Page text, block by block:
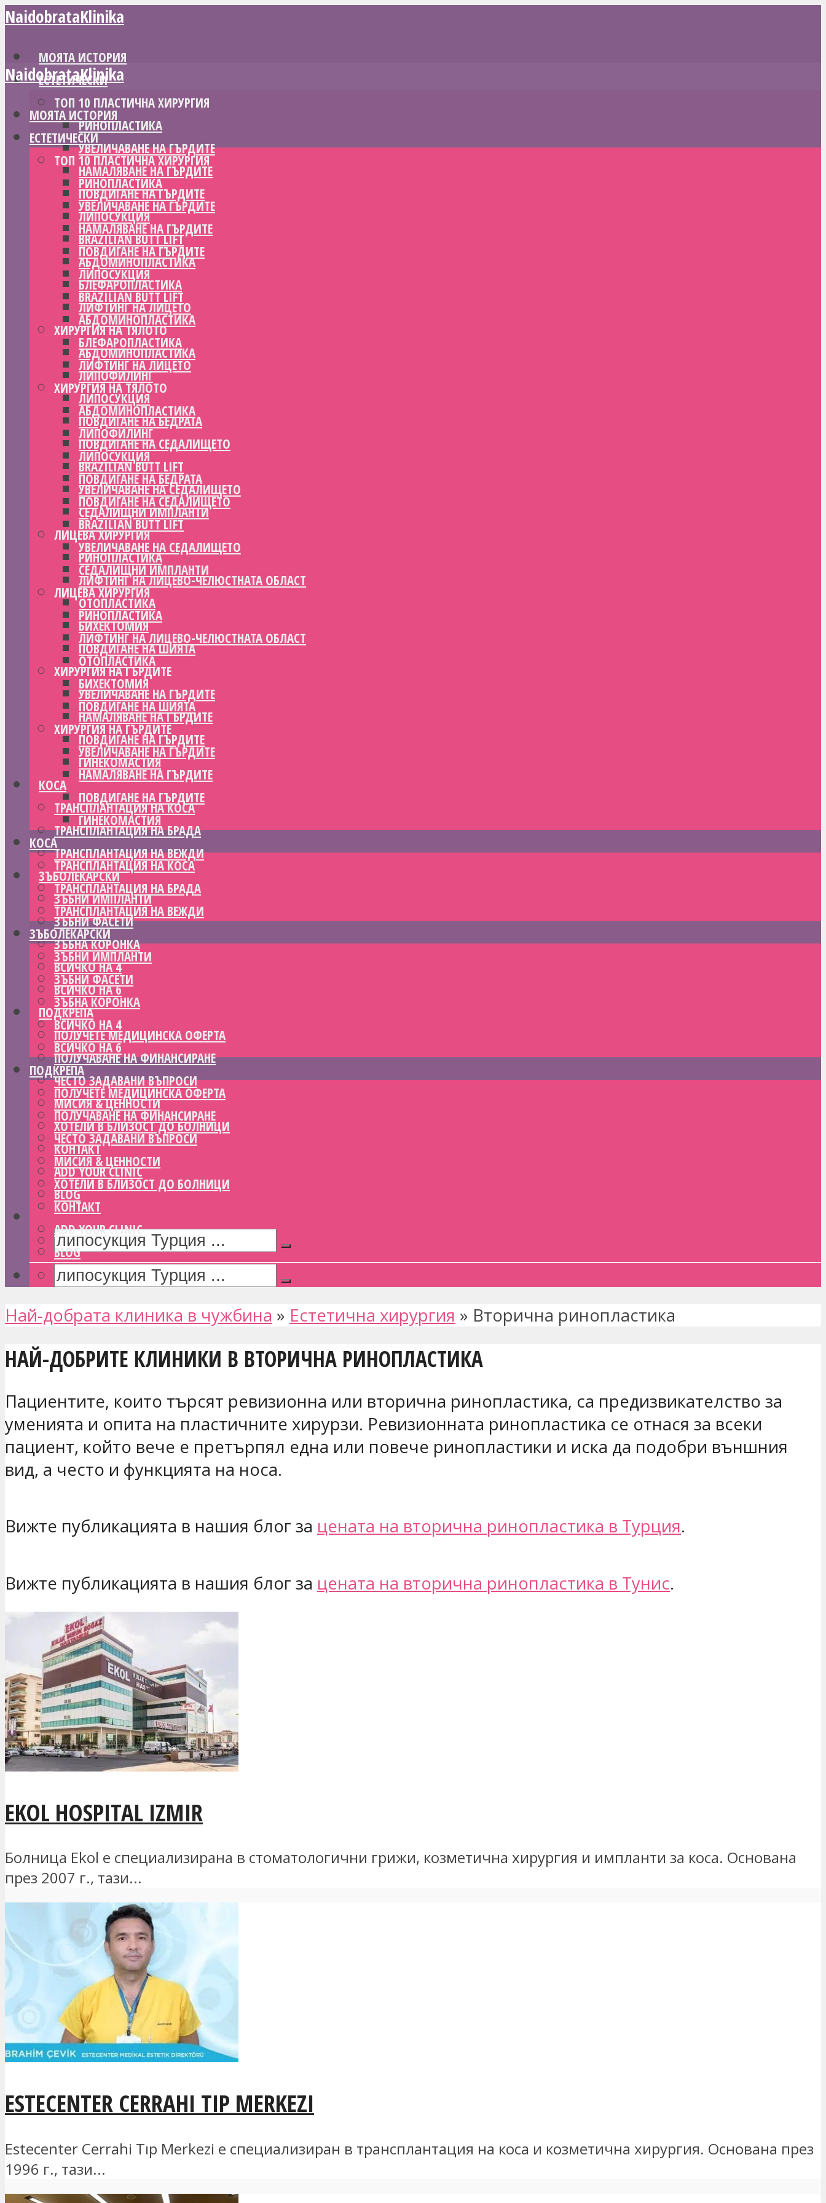
NaidobrataKlinika
МОЯТА ИСТОРИЯ
ЕСТЕТИЧЕСКИ
ТОП 10 ПЛАСТИЧНА ХИРУРГИЯ
РИНОПЛАСТИКА
УВЕЛИЧАВАНЕ НА ГЪРДИТЕ
НАМАЛЯВАНЕ НА ГЪРДИТЕ
ПОВДИГАНЕ НА ГЪРДИТЕ
ЛИПОСУКЦИЯ
BRAZILIAN BUTT LIFT
АБДОМИНОПЛАСТИКА
БЛЕФАРОПЛАСТИКА
ЛИФТИНГ НА ЛИЦЕТО
ХИРУРГИЯ НА ТЯЛОТО
АБДОМИНОПЛАСТИКА
ЛИПОФИЛИНГ
ЛИПОСУКЦИЯ
ПОВДИГАНЕ НА БЕДРАТА
ПОВДИГАНЕ НА СЕДАЛИЩЕТО
BRAZILIAN BUTT LIFT
УВЕЛИЧАВАНЕ НА СЕДАЛИЩЕТО
СЕДАЛИЩНИ ИМПЛАНТИ
ЛИЦЕВА ХИРУРГИЯ
РИНОПЛАСТИКА
ЛИФТИНГ НА ЛИЦЕВО-ЧЕЛЮСТНАТА ОБЛАСТ
ОТОПЛАСТИКА
БИХЕКТОМИЯ
ПОВДИГАНЕ НА ШИЯТА
ХИРУРГИЯ НА ГЪРДИТЕ
УВЕЛИЧАВАНЕ НА ГЪРДИТЕ
НАМАЛЯВАНЕ НА ГЪРДИТЕ
ПОВДИГАНЕ НА ГЪРДИТЕ
ГИНЕКОМАСТИЯ
КОСА
ТРАНСПЛАНТАЦИЯ НА КОСА
ТРАНСПЛАНТАЦИЯ НА БРАДА
ТРАНСПЛАНТАЦИЯ НА ВЕЖДИ
ЗЪБОЛЕКАРСКИ
ЗЪБНИ ИМПЛАНТИ
ЗЪБНИ ФАСЕТИ
ЗЪБНА КОРОНКА
ВСИЧКО НА 4
ВСИЧКО НА 6
ПОДКРЕПА
ПОЛУЧЕТЕ МЕДИЦИНСКА ОФЕРТА
ПОЛУЧАВАНЕ НА ФИНАНСИРАНЕ
ЧЕСТО ЗАДАВАНИ ВЪПРОСИ
МИСИЯ & ЦЕННОСТИ
ХОТЕЛИ В БЛИЗОСТ ДО БОЛНИЦИ
КОНТАКТ
ADD YOUR CLINIC
BLOG
NaidobrataKlinika
МОЯТА ИСТОРИЯ
ЕСТЕТИЧЕСКИ
ТОП 10 ПЛАСТИЧНА ХИРУРГИЯ
РИНОПЛАСТИКА
УВЕЛИЧАВАНЕ НА ГЪРДИТЕ
НАМАЛЯВАНЕ НА ГЪРДИТЕ
ПОВДИГАНЕ НА ГЪРДИТЕ
ЛИПОСУКЦИЯ
BRAZILIAN BUTT LIFT
АБДОМИНОПЛАСТИКА
БЛЕФАРОПЛАСТИКА
ЛИФТИНГ НА ЛИЦЕТО
ХИРУРГИЯ НА ТЯЛОТО
АБДОМИНОПЛАСТИКА
ЛИПОФИЛИНГ
ЛИПОСУКЦИЯ
ПОВДИГАНЕ НА БЕДРАТА
ПОВДИГАНЕ НА СЕДАЛИЩЕТО
BRAZILIAN BUTT LIFT
УВЕЛИЧАВАНЕ НА СЕДАЛИЩЕТО
СЕДАЛИЩНИ ИМПЛАНТИ
ЛИЦЕВА ХИРУРГИЯ
РИНОПЛАСТИКА
ЛИФТИНГ НА ЛИЦЕВО-ЧЕЛЮСТНАТА ОБЛАСТ
ОТОПЛАСТИКА
БИХЕКТОМИЯ
ПОВДИГАНЕ НА ШИЯТА
ХИРУРГИЯ НА ГЪРДИТЕ
УВЕЛИЧАВАНЕ НА ГЪРДИТЕ
НАМАЛЯВАНЕ НА ГЪРДИТЕ
ПОВДИГАНЕ НА ГЪРДИТЕ
ГИНЕКОМАСТИЯ
КОСА
ТРАНСПЛАНТАЦИЯ НА КОСА
ТРАНСПЛАНТАЦИЯ НА БРАДА
ТРАНСПЛАНТАЦИЯ НА ВЕЖДИ
ЗЪБОЛЕКАРСКИ
ЗЪБНИ ИМПЛАНТИ
ЗЪБНИ ФАСЕТИ
ЗЪБНА КОРОНКА
ВСИЧКО НА 4
ВСИЧКО НА 6
ПОДКРЕПА
ПОЛУЧЕТЕ МЕДИЦИНСКА ОФЕРТА
ПОЛУЧАВАНЕ НА ФИНАНСИРАНЕ
ЧЕСТО ЗАДАВАНИ ВЪПРОСИ
МИСИЯ & ЦЕННОСТИ
ХОТЕЛИ В БЛИЗОСТ ДО БОЛНИЦИ
КОНТАКТ
ADD YOUR CLINIC
BLOG
Най-добрата клиника в чужбина » Естетична хирургия » Вторична ринопластика
НАЙ-ДОБРИТЕ КЛИНИКИ В ВТОРИЧНА РИНОПЛАСТИКА
Пациентите, които търсят ревизионна или вторична ринопластика, са предизвикателство за
уменията и опита на пластичните хирурзи. Ревизионната ринопластика се отнася за всеки
пациент, който вече е претърпял една или повече ринопластики и иска да подобри външния
вид, а често и функцията на носа.
Вижте публикацията в нашия блог за цената на вторична ринопластика в Турция.
Вижте публикацията в нашия блог за цената на вторична ринопластика в Тунис.
EKOL HOSPITAL IZMIR
Болница Ekol е специализирана в стоматологични грижи, козметична хирургия и импланти за коса. Основана
през 2007 г., тази...
ESTECENTER CERRAHI TIP MERKEZI
Estecenter Cerrahi Tıp Merkezi е специализиран в трансплантация на коса и козметична хирургия. Основана през
1996 г., тази...